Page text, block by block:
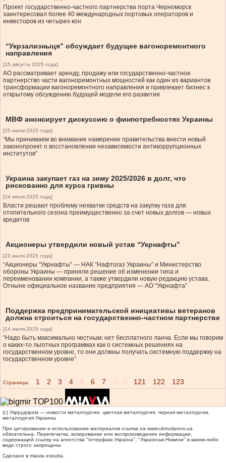
Проект государственно-частного партнерства порта Черноморск
заинтересовал более 40 международных портовых операторов и
инвесторов из четырех кон
“Укрзализныця” обсуждает будущее вагоноремонтного
направления
[15 августа 2025 года]
АО рассматривает аренду, продажу или государственно-частное
партнерство части вагоноремонтных мощностей как один из вариантов
трансформации вагоноремонтного направления и привлекает бизнес к
открытому обсуждению будущей модели его развития
МВФ анонсирует дискуссию о финпотребностях Украины
[25 июля 2025 года]
“Мы принимаем во внимание намерение правительства внести новый
законопроект о восстановлении независимости антикоррупционных
институтов”
Украина закупает газ на зиму 2025/2026 в долг, что
рискованно для курса гривны
[24 июля 2025 года]
Власти решают проблему нехватки средств на закупку газа для
отопительного сезона преимущественно за счет новых долгов — новых
кредитов
Акционеры утвердили новый устав “Укрнафты”
[23 июля 2025 года]
“Акционеры “Укрнафты” — НАК “Нафтогаз Украины” и Министерство
обороны Украины — приняли решение об изменении типа и
переименовании компании, а также утвердили новую редакцию устава.
Отныне официальное название предприятия — АО “Укрнафта”
Поддержка предпринимательской инициативы ветеранов
должна строиться на государственно-частном партнерстве
[14 июля 2025 года]
“Надо быть максимально честным: нет бесплатного ланча. Если мы говорим
о каких-то льготных программах как о системных решениях на
государственном уровне, то они должны получать системную поддержку на
государственном уровне”
Страницы: 1 2 3 4 5 6 7 <...> 121 122 123
(c) Укррудпром — новости металлургии: цветная металлургия, черная металлургия,
металлургия Украины
При цитировании и использовании материалов ссылка на www.ukrrudprom.ua
обязательна. Перепечатка, копирование или воспроизведение информации,
содержащей ссылку на агентства "Iнтерфакс-Україна", "Українськi Новини" в каком-либо
виде строго запрещены
Сделано в miavia estudia.